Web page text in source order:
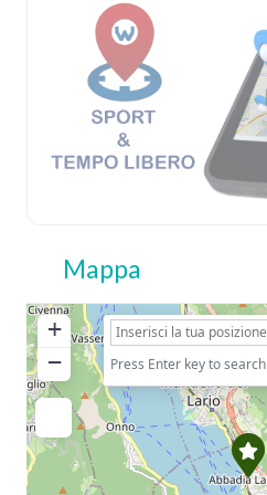
Mappa
+
−
Press Enter key to search